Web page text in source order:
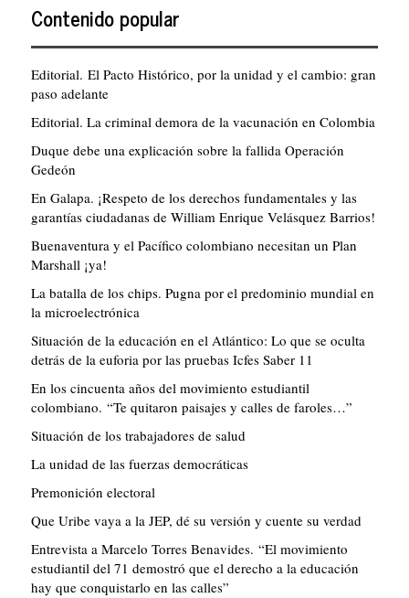
Contenido popular
Editorial. El Pacto Histórico, por la unidad y el cambio: gran
paso adelante
Editorial. La criminal demora de la vacunación en Colombia
Duque debe una explicación sobre la fallida Operación
Gedeón
En Galapa. ¡Respeto de los derechos fundamentales y las
garantías ciudadanas de William Enrique Velásquez Barrios!
Buenaventura y el Pacífico colombiano necesitan un Plan
Marshall ¡ya!
La batalla de los chips. Pugna por el predominio mundial en
la microelectrónica
Situación de la educación en el Atlántico: Lo que se oculta
detrás de la euforia por las pruebas Icfes Saber 11
En los cincuenta años del movimiento estudiantil
colombiano. “Te quitaron paisajes y calles de faroles…”
Situación de los trabajadores de salud
La unidad de las fuerzas democráticas
Premonición electoral
Que Uribe vaya a la JEP, dé su versión y cuente su verdad
Entrevista a Marcelo Torres Benavides. “El movimiento
estudiantil del 71 demostró que el derecho a la educación
hay que conquistarlo en las calles”